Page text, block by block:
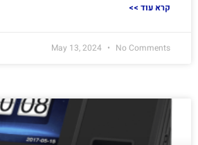
<< קרא עוד
May 13, 2024 No Comments